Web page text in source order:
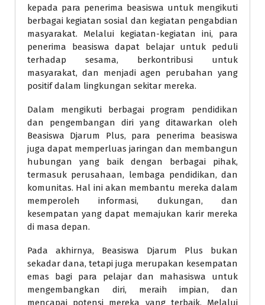
kepada para penerima beasiswa untuk mengikuti
berbagai kegiatan sosial dan kegiatan pengabdian
masyarakat. Melalui kegiatan-kegiatan ini, para
penerima beasiswa dapat belajar untuk peduli
terhadap sesama, berkontribusi untuk
masyarakat, dan menjadi agen perubahan yang
positif dalam lingkungan sekitar mereka.
Dalam mengikuti berbagai program pendidikan
dan pengembangan diri yang ditawarkan oleh
Beasiswa Djarum Plus, para penerima beasiswa
juga dapat memperluas jaringan dan membangun
hubungan yang baik dengan berbagai pihak,
termasuk perusahaan, lembaga pendidikan, dan
komunitas. Hal ini akan membantu mereka dalam
memperoleh informasi, dukungan, dan
kesempatan yang dapat memajukan karir mereka
di masa depan.
Pada akhirnya, Beasiswa Djarum Plus bukan
sekadar dana, tetapi juga merupakan kesempatan
emas bagi para pelajar dan mahasiswa untuk
mengembangkan diri, meraih impian, dan
mencapai potensi mereka yang terbaik. Melalui